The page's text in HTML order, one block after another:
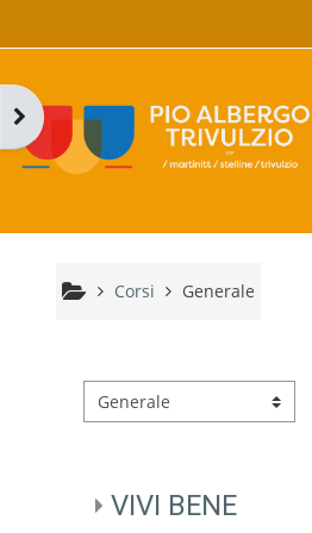
Apri il cassetto del blocco
Corsi Generale
Categorie di corso
VIVI BENE